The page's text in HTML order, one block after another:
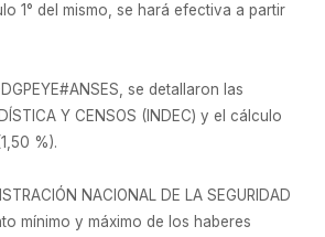
1° del mismo, se hará efectiva a partir
se detallaron las
Y CENSOS (INDEC) y el cálculo
%).
NACIONAL DE LA SEGURIDAD
mínimo y máximo de los haberes